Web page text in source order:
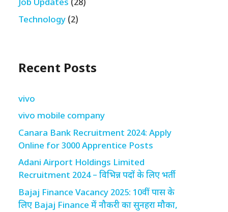
Job Updates (28)
Technology (2)
Recent Posts
vivo
vivo mobile company
Canara Bank Recruitment 2024: Apply
Online for 3000 Apprentice Posts
Adani Airport Holdings Limited
Recruitment 2024 – विभिन्न पदों के लिए भर्ती
Bajaj Finance Vacancy 2025: 10वीं पास के
लिए Bajaj Finance में नौकरी का सुनहरा मौका,